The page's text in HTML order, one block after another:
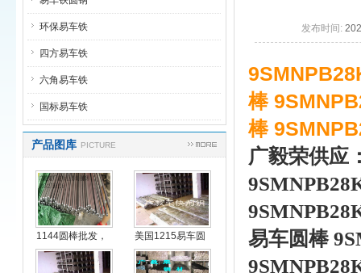
环保易车铁
四方易车铁
六角易车铁
国标易车铁
产品图库 PICTURE
1144圆棒批发，
进
美国1215易车圆
钢
发布时间:
棒
棒
广毅荣供应
易车圆棒